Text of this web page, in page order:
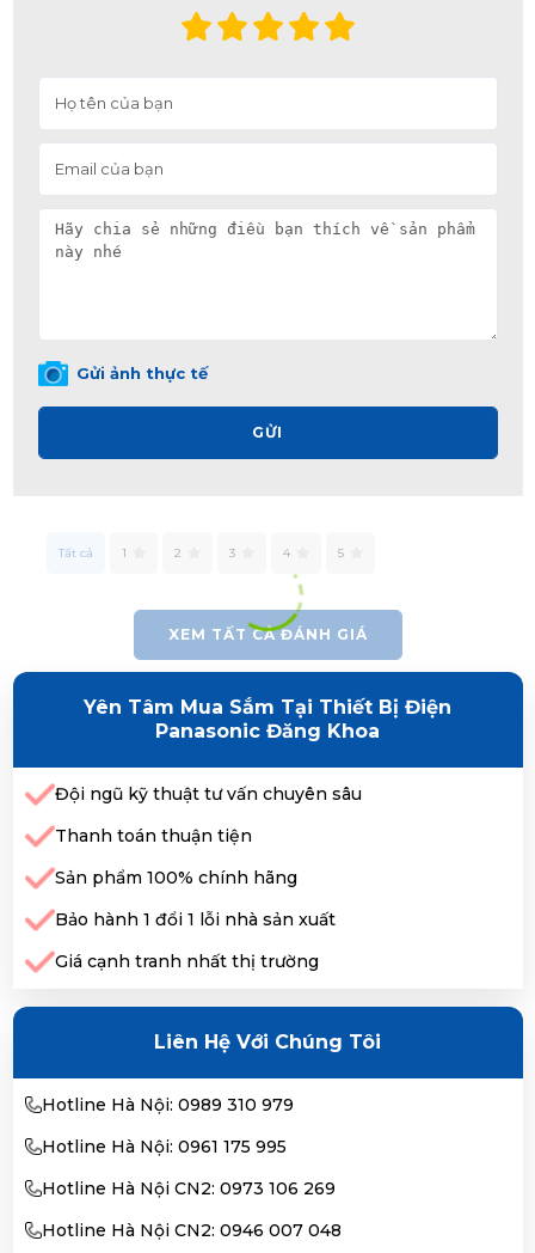
Gửi ảnh thực tế
GỬI
Tất cả 1 2 3 4 5
XEM TẤT CẢ ĐÁNH GIÁ
Yên Tâm Mua Sắm Tại Thiết Bị Điện
Panasonic Đăng Khoa
Đội ngũ kỹ thuật tư vấn chuyên sâu
Thanh toán thuận tiện
Sản phẩm 100% chính hãng
Bảo hành 1 đổi 1 lỗi nhà sản xuất
Giá cạnh tranh nhất thị trường
Liên Hệ Với Chúng Tôi
Hotline Hà Nội: 0989 310 979
Hotline Hà Nội: 0961 175 995
Hotline Hà Nội CN2: 0973 106 269
Hotline Hà Nội CN2: 0946 007 048